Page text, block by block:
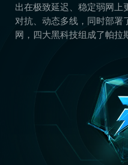
出在极致延迟、稳定弱网上
对抗、动态多线，同时部署
网，四大黑科技组成了帕拉